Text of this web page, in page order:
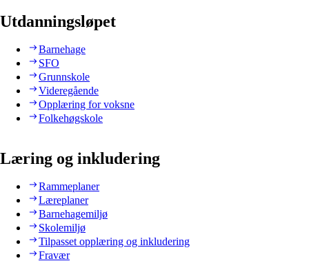
Utdanningsløpet
Barnehage
SFO
Grunnskole
Videregående
Opplæring for voksne
Folkehøgskole
Læring og inkludering
Rammeplaner
Læreplaner
Barnehagemiljø
Skolemiljø
Tilpasset opplæring og inkludering
Fravær